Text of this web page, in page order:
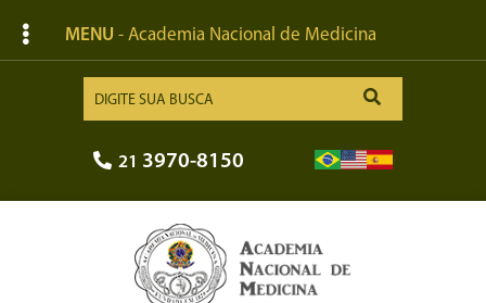
MENU - Academia Nacional de Medicina
21 3970-8150